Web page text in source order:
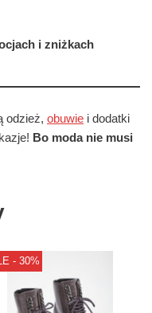
i zniżkach
odzież, obuwie i dodatki
Bo moda nie musi
- 30%